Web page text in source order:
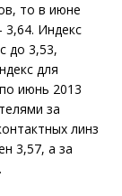
то в июне
3,64. Индекс
до 3,53,
для
июнь 2013
за
линз
3,57, а за